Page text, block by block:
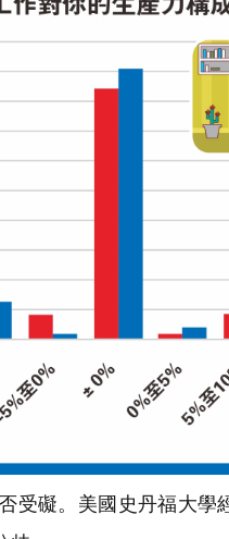
礙。美國史丹福大學